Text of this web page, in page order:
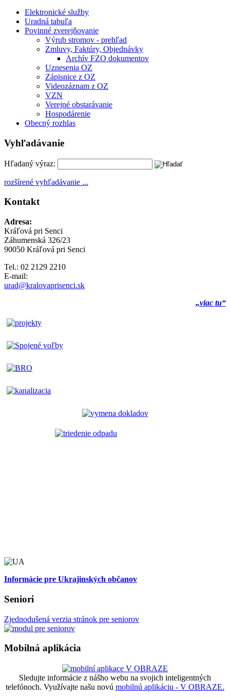
Elektronické služby
Uradná tabuľa
Povinné zverejňovanie
Výrub stromov - prehľad
Zmluvy, Faktúry, Objednávky
Archív FZO dokumentov
Uznesenia OZ
Zápisnice z OZ
Videozáznam z OZ
VZN
Verejné obstarávanie
Hospodárenie
Obecný rozhlas
Vyhľadávanie
Hľadaný výraz:
rozšírené vyhľadávanie ...
Kontakt
Adresa:
Kráľová pri Senci
Záhumenská 326/23
90050 Kráľová pri Senci
Tel.: 02 2129 2210
E-mail:
urad@kralovaprisenci.sk
„viac tu“
Informácie pre Ukrajinských občanov
Seniori
Zjednodušená verzia stránok pre seniorov
Mobilná aplikácia
Sledujte informácie z nášho webu na svojich inteligentných
telefónoch. Využívajte našu novú mobilnú aplikáciu - V OBRAZE.